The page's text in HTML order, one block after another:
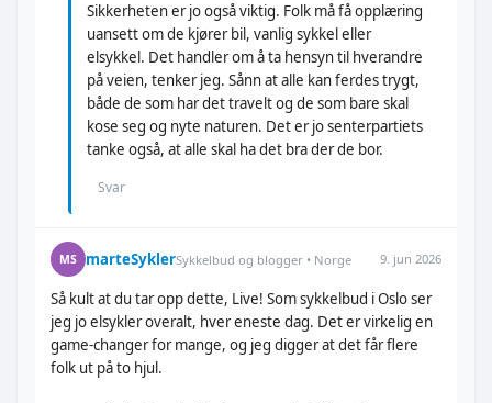
Sikkerheten er jo også viktig. Folk må få opplæring
uansett om de kjører bil, vanlig sykkel eller
elsykkel. Det handler om å ta hensyn til hverandre
på veien, tenker jeg. Sånn at alle kan ferdes trygt,
både de som har det travelt og de som bare skal
kose seg og nyte naturen. Det er jo senterpartiets
tanke også, at alle skal ha det bra der de bor.
Svar
MS marteSyklerSykkelbud og blogger • Norge 9. jun 2026
Så kult at du tar opp dette, Live! Som sykkelbud i Oslo ser
jeg jo elsykler overalt, hver eneste dag. Det er virkelig en
game-changer for mange, og jeg digger at det får flere
folk ut på to hjul.